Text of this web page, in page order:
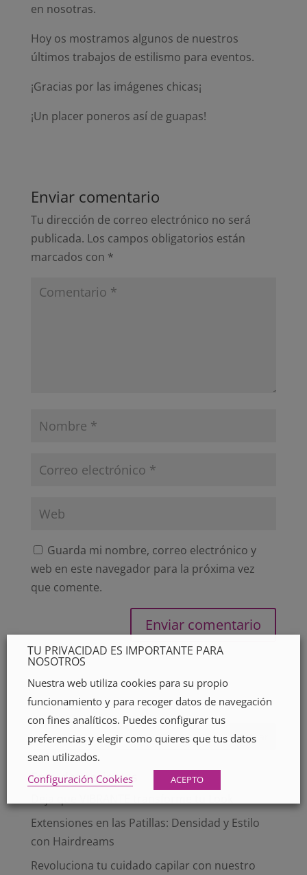
en nosotras.
Hoy os mostramos algunos de nuestros
últimos trabajos de estilismo para eventos.
¡Gracias por las imágenes chicas¡
¡Un placer poneros así de guapas!
Enviar comentario
Tu dirección de correo electrónico no será
publicada. Los campos obligatorios están
marcados con *
Guarda mi nombre, correo electrónico y
web en este navegador para la próxima vez
que comente.
Entradas recientes
Extensiones en las Patillas: Densidad y Estilo
con Hairdreams
Revoluciona tu cuidado capilar con nuestro
TU PRIVACIDAD ES IMPORTANTE PARA
NOSOTROS
Nuestra web utiliza cookies para su propio
funcionamiento y para recoger datos de navegación
con fines analíticos. Puedes configurar tus
preferencias y elegir como quieres que tus datos
sean utilizados.
Configuración Cookies
ACEPTO